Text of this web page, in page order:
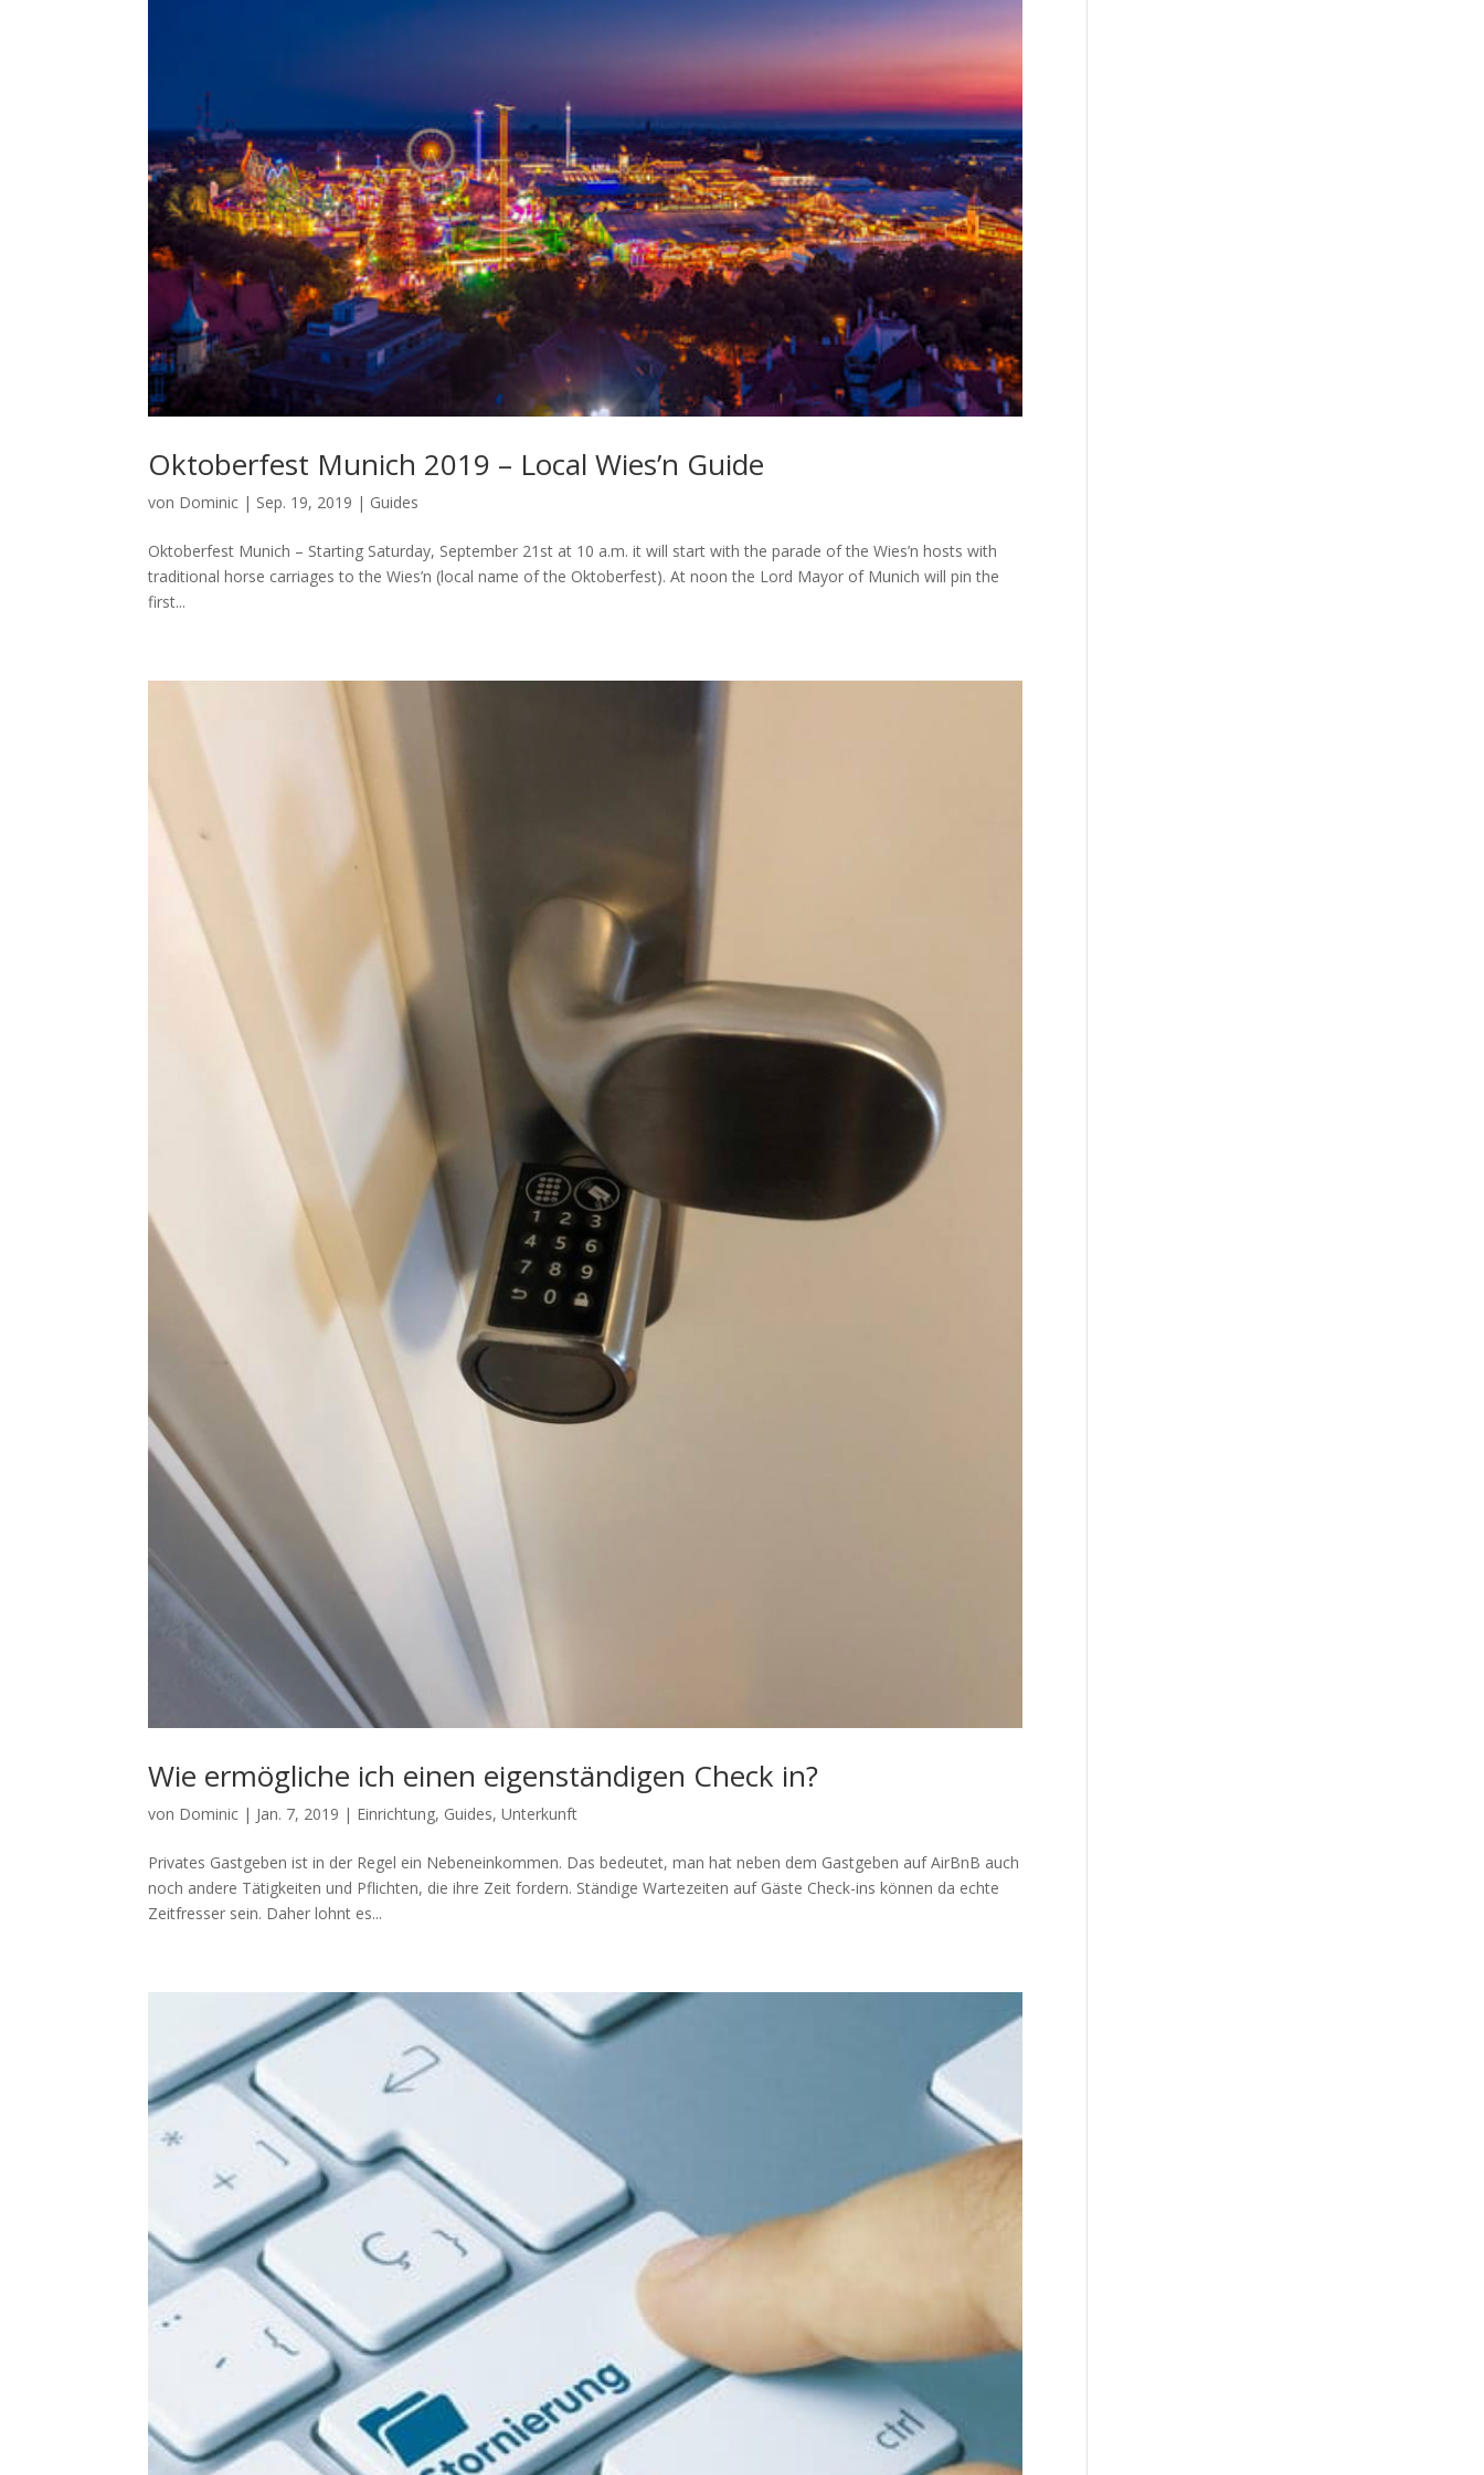
Oktoberfest Munich 2019 – Local Wies’n Guide
von Dominic | Sep. 19, 2019 | Guides
Oktoberfest Munich – Starting Saturday, September 21st at 10 a.m. it will start with the parade of the Wies’n hosts with
traditional horse carriages to the Wies’n (local name of the Oktoberfest). At noon the Lord Mayor of Munich will pin the
first...
Wie ermögliche ich einen eigenständigen Check in?
von Dominic | Jan. 7, 2019 | Einrichtung, Guides,Unterkunft
Privates Gastgeben ist in der Regel ein Nebeneinkommen. Das bedeutet, man hat neben dem Gastgeben auf AirBnB auch
noch andere Tätigkeiten und Pflichten, die ihre Zeit fordern. Ständige Wartezeiten auf Gäste Check-ins können da echte
Zeitfresser sein. Daher lohnt es...